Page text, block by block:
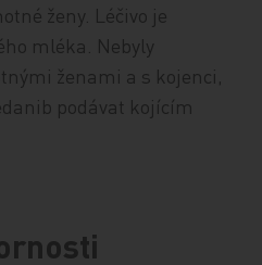
ženy. Léčivo je
mléka. Nebyly
ženami a s kojenci,
podávat kojícím